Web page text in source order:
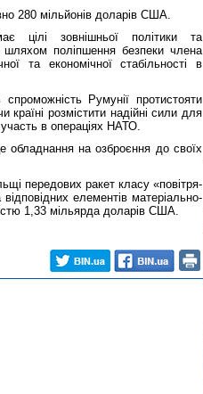
280 мільйонів доларів США.
цілі зовнішньої політики та
шляхом поліпшення безпеки члена
та економічної стабільності в
Румунії протистояти
розмістити надійні сили для
участь в операціях НАТО.
обладнання на озброєння до своїх
передових ракет класу «повітря-
елементів матеріально-
1,33 мільярда доларів США.